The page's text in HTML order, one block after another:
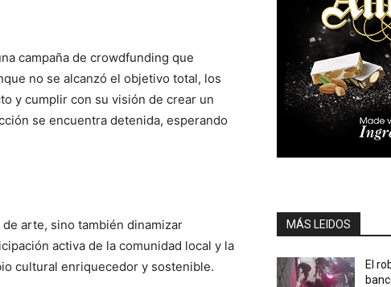
campaña de crowdfunding que
no se alcanzó el objetivo total, los
y cumplir con su visión de crear un
se encuentra detenida, esperando
arte, sino también dinamizar
activa de la comunidad local y la
cultural enriquecedor y sostenible.
MÁS LEIDOS
El